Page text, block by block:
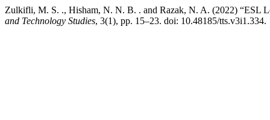
Zulkifli, M. S. ., Hisham, N. N. B. . and Razak, N. A. (2022) “ESL
and Technology Studies, 3(1), pp. 15–23. doi: 10.48185/tts.v3i1.334.